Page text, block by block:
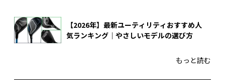
【2026年】最新ユーティリティおすすめ人
気ランキング｜やさしいモデルの選び方
もっと読む